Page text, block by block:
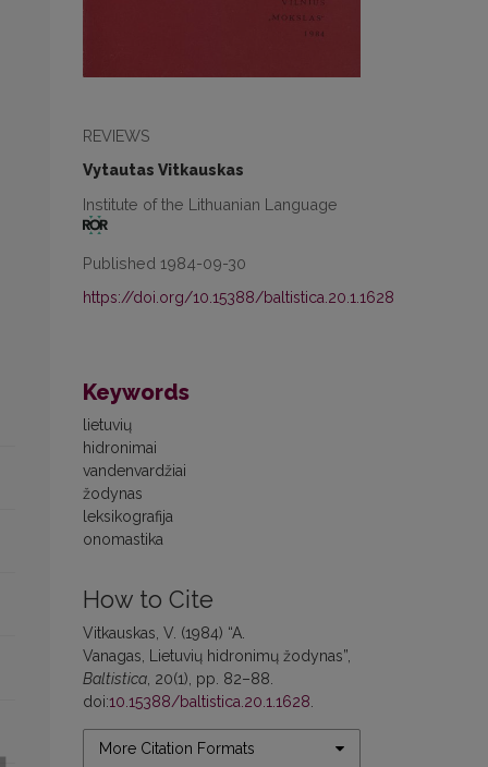
REVIEWS
Vytautas Vitkauskas
Institute of the Lithuanian Language
Published 1984-09-30
https://doi.org/10.15388/baltistica.20.1.1628
Keywords
lietuvių
hidronimai
vandenvardžiai
žodynas
leksikografija
onomastika
How to Cite
Vitkauskas, V. (1984) “A.
Vanagas, Lietuvių hidronimų žodynas”,
Baltistica , 20(1), pp. 82–88.
doi:10.15388/baltistica.20.1.1628
More Citation Formats